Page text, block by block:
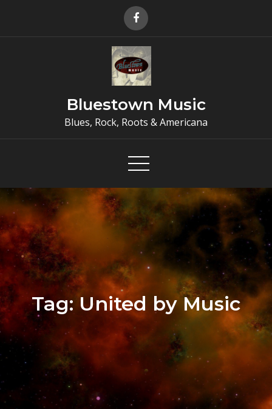
Bluestown Music
Blues, Rock, Roots & Americana
Tag:United by Music